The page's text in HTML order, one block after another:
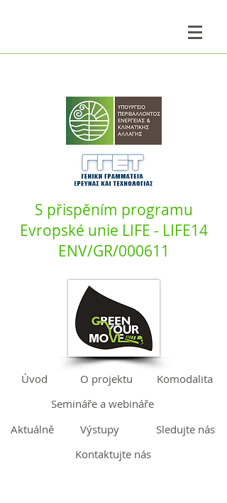
S přispěním programu
Evropské unie LIFE - LIFE14
ENV/GR/000611
Úvod O projektu
Komodalita
Semináře a webináře
Aktuálně
Výstupy
Sledujte nás
Kontaktujte nás